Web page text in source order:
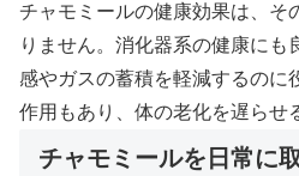
チャモミールの健康効果は、そ
りません。消化器系の健康にも
感やガスの蓄積を軽減するのに
作用もあり、体の老化を遅らせ
チャモミールを日常に